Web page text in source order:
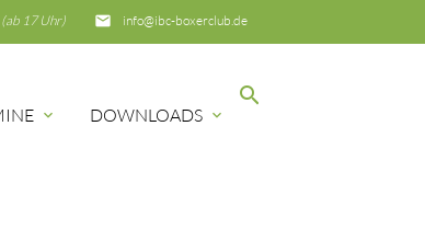
email info@ibc-boxerclub.de
(ab 17 Uhr)
expand_more DOWNLOADS expand_more
search